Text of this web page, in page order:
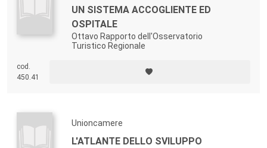
UN SISTEMA ACCOGLIENTE ED
OSPITALE
Ottavo Rapporto dell'Osservatorio
Turistico Regionale
cod.
450.41
Unioncamere
L'ATLANTE DELLO SVILUPPO